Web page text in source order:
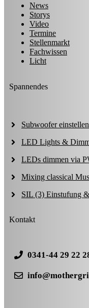
News
Storys
Video
Termine
Stellenmarkt
Fachwissen
Licht
Spannendes
Subwoofer
LED Lights &
LEDs dimmen via
Mixing classical
SIL (3) Einstufung
Kontakt
0341-44 29 22